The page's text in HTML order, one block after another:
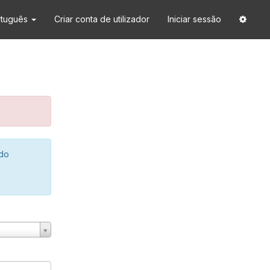
Criar conta de utilizador Iniciar sessão